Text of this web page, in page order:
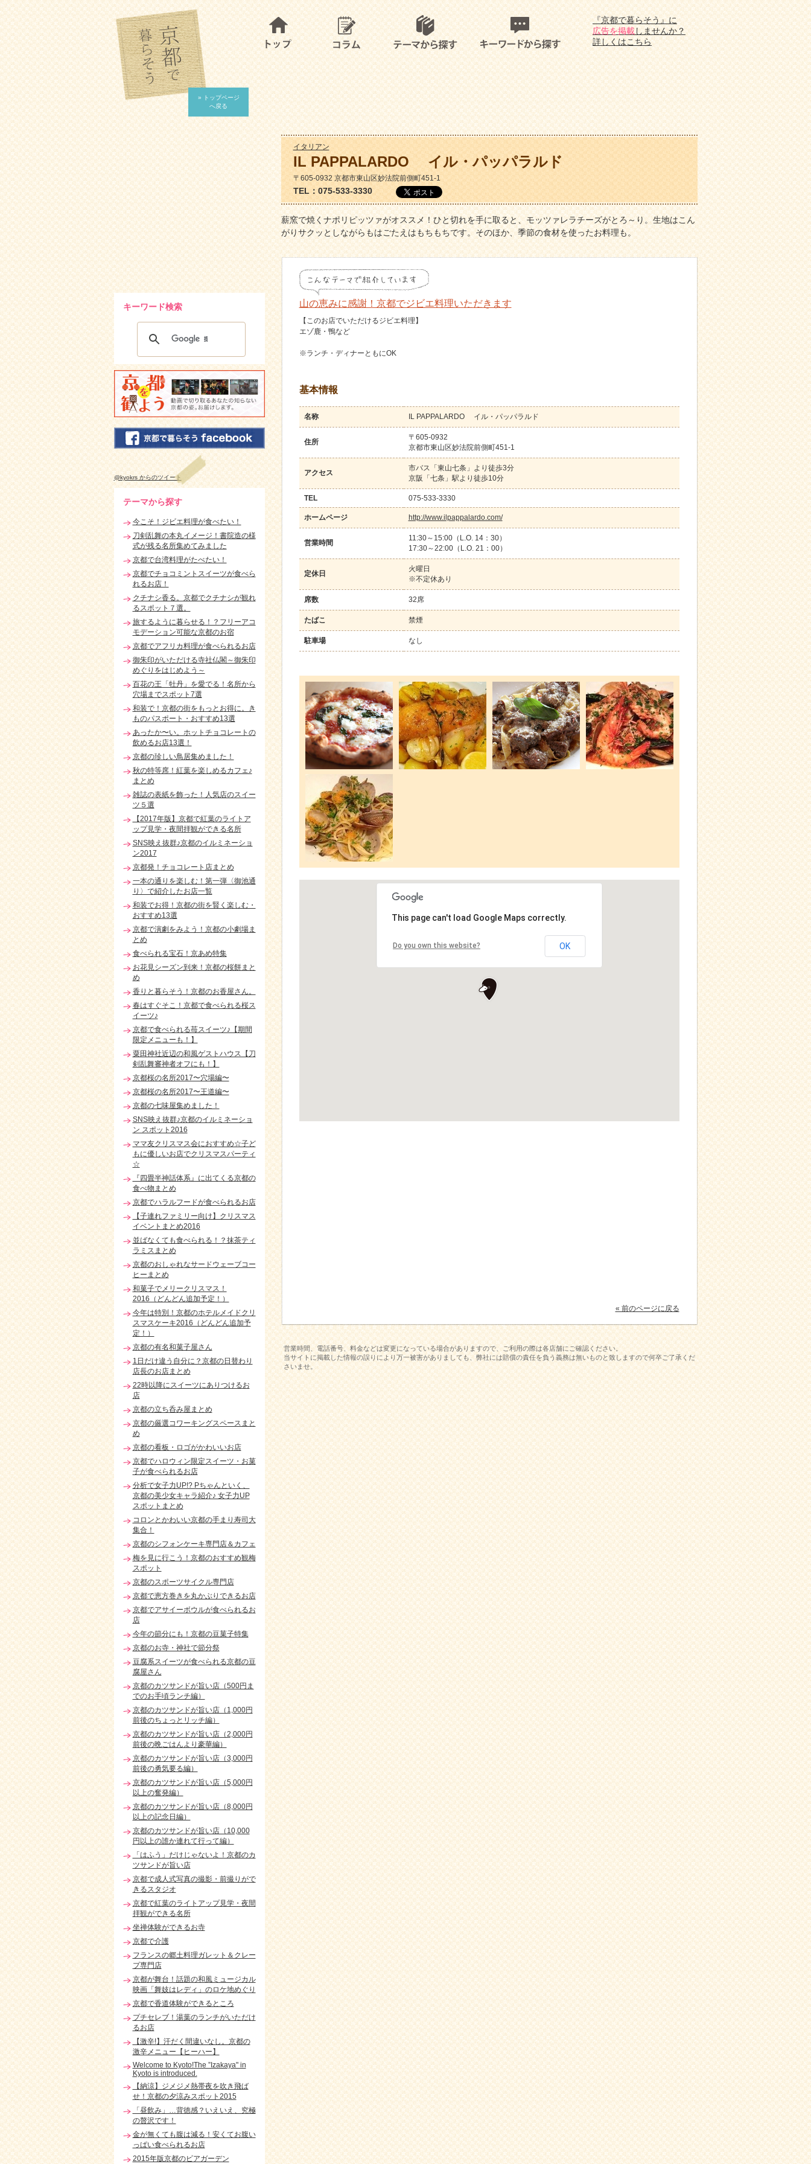
» トップページ
へ戻る
『京都で暮らそう』に
広告を掲載しませんか？
詳しくはこちら
イタリアン
IL PAPPALARDO イル・パッパラルド
〒605-0932 京都市東山区妙法院前側町451-1
TEL：075-533-3330
薪窯で焼くナポリピッツァがオススメ！ひと切れを手に取ると、モッツァレラチーズがとろ～り。生地はこん
がりサクッとしながらもはごたえはもちもちです。そのほか、季節の食材を使ったお料理も。
山の恵みに感謝！京都でジビエ料理いただきます
【このお店でいただけるジビエ料理】
エゾ鹿・鴨など
※ランチ・ディナーともにOK
基本情報
名称 IL PAPPALARDO イル・パッパラルド
住所
〒605-0932
京都市東山区妙法院前側町451-1
アクセス
市バス「東山七条」より徒歩3分
京阪「七条」駅より徒歩10分
TEL 075-533-3330
ホームページ http://www.ilpappalardo.com/
営業時間
11:30～15:00（L.O. 14：30）
17:30～22:00（L.O. 21：00）
定休日
火曜日
※不定休あり
席数 32席
たばこ 禁煙
駐車場 なし
This page can't load Google Maps correctly.
Do you own this website? OK
« 前のページに戻る
営業時間、電話番号、料金などは変更になっている場合がありますので、ご利用の際は各店舗にご確認ください。
当サイトに掲載した情報の誤りにより万一被害がありましても、弊社には賠償の責任を負う義務は無いものと致しますので何卒ご了承くだ
さいませ。
キーワード検索
@kyokrs からのツイート
テーマから探す
今こそ！ジビエ料理が食べたい！
刀剣乱舞の本丸イメージ！書院造の様
式が残る名所集めてみました
京都で台湾料理がたべたい！
京都でチョコミントスイーツが食べら
れるお店！
クチナシ香る。京都でクチナシが観れ
るスポット７選。
旅するように暮らせる！？フリーアコ
モデーション可能な京都のお宿
京都でアフリカ料理が食べられるお店
御朱印がいただける寺社仏閣～御朱印
めぐりをはじめよう～
百花の王「牡丹」を愛でる！名所から
穴場までスポット7選
和装で！京都の街をもっとお得に。き
ものパスポート・おすすめ13選
あったか〜い。ホットチョコレートの
飲めるお店13選！
京都の珍しい鳥居集めました！
秋の特等席！紅葉を楽しめるカフェ♪
まとめ
雑誌の表紙を飾った！人気店のスイー
ツ５選
【2017年版】京都で紅葉のライトア
ップ見学・夜間拝観ができる名所
SNS映え抜群♪京都のイルミネーショ
ン2017
京都発！チョコレート店まとめ
一本の通りを楽しむ！第一弾〈御池通
り〉で紹介したお店一覧
和装でお得！京都の街を賢く楽しむ・
おすすめ13選
京都で演劇をみよう！京都の小劇場ま
とめ
食べられる宝石！京あめ特集
お花見シーズン到来！京都の桜餅まと
め
香りと暮らそう！京都のお香屋さん。
春はすぐそこ！京都で食べられる桜ス
イーツ♪
京都で食べられる苺スイーツ♪【期間
限定メニューも！】
粟田神社近辺の和風ゲストハウス【刀
剣乱舞審神者オフにも！】
京都桜の名所2017〜穴場編〜
京都桜の名所2017〜王道編〜
京都の七味屋集めました！
SNS映え抜群♪京都のイルミネーショ
ン スポット2016
ママ友クリスマス会におすすめ☆子ど
もに優しいお店でクリスマスパーティ
☆
『四畳半神話体系』に出てくる京都の
食べ物まとめ
京都でハラルフードが食べられるお店
【子連れファミリー向け】クリスマス
イベントまとめ2016
並ばなくても食べられる！？抹茶ティ
ラミスまとめ
京都のおしゃれなサードウェーブコー
ヒーまとめ
和菓子でメリークリスマス！
2016（どんどん追加予定！）
今年は特別！京都のホテルメイドクリ
スマスケーキ2016（どんどん追加予
定！）
京都の有名和菓子屋さん
1日だけ違う自分に？京都の日替わり
店長のお店まとめ
22時以降にスイーツにありつけるお
店
京都の立ち呑み屋まとめ
京都の厳選コワーキングスペースまと
め
京都の看板・ロゴがかわいいお店
京都でハロウィン限定スイーツ・お菓
子が食べられるお店
分析で女子力UP!? Pちゃんといく、
京都の美少女キャラ紹介♪ 女子力UP
スポットまとめ
コロンとかわいい京都の手まり寿司大
集合！
京都のシフォンケーキ専門店＆カフェ
梅を見に行こう！京都のおすすめ観梅
スポット
京都のスポーツサイクル専門店
京都で恵方巻きを丸かぶりできるお店
京都でアサイーボウルが食べられるお
店
今年の節分にも！京都の豆菓子特集
京都のお寺・神社で節分祭
豆腐系スイーツが食べられる京都の豆
腐屋さん
京都のカツサンドが旨い店（500円ま
でのお手頃ランチ編）
京都のカツサンドが旨い店（1,000円
前後のちょっとリッチ編）
京都のカツサンドが旨い店（2,000円
前後の晩ごはんより豪華編）
京都のカツサンドが旨い店（3,000円
前後の勇気要る編）
京都のカツサンドが旨い店（5,000円
以上の奮発編）
京都のカツサンドが旨い店（8,000円
以上の記念日編）
京都のカツサンドが旨い店（10,000
円以上の誰か連れて行って編）
「はふう」だけじゃないよ！京都のカ
ツサンドが旨い店
京都で成人式写真の撮影・前撮りがで
きるスタジオ
京都で紅葉のライトアップ見学・夜間
拝観ができる名所
坐禅体験ができるお寺
京都で介護
フランスの郷土料理ガレット＆クレー
プ専門店
京都が舞台！話題の和風ミュージカル
映画「舞妓はレディ」のロケ地めぐり
京都で香道体験ができるところ
プチセレブ！湯葉のランチがいただけ
るお店
【激辛!】汗だく間違いなし。京都の
激辛メニュー【ヒーハー】
Welcome to Kyoto!The ”Izakaya" in
Kyoto is introduced.
【納涼】ジメジメ熱帯夜を吹き飛ば
せ！京都の夕涼みスポット2015
「昼飲み」…背徳感？いえいえ、究極
の贅沢です！
金が無くても腹は減る！安くてお腹い
っぱい食べられるお店
2015年版京都のビアガーデン